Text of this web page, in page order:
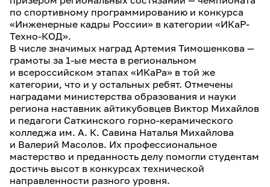
по спортивному программированию и конкурса
«Инженерные кадры России» в категории «ИКаР-
Техно-КОД».
В числе значимых наград Артемия Тимошенкова —
грамоты за 1-ые места в региональном
и всероссийском этапах «ИКаРа» в той же
категории, что и у остальных ребят. Отмечены
наградами министерства образования и науки
региона наставник айтикубовцев Виктор Михайлов
и педагоги Саткинского горно-керамического
колледжа им. А. К. Савина Наталья Михайлова
и Валерий Масолов. Их профессиональное
мастерство и преданность делу помогли студентам
достичь высот в конкурсах технической
направленности разного уровня.